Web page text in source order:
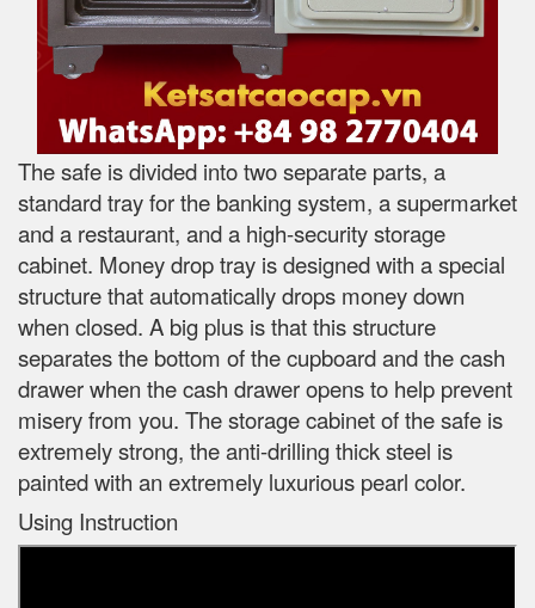
The safe is divided into two separate parts, a
standard tray for the banking system, a supermarket
and a restaurant, and a high-security storage
cabinet. Money drop tray is designed with a special
structure that automatically drops money down
when closed. A big plus is that this structure
separates the bottom of the cupboard and the cash
drawer when the cash drawer opens to help prevent
misery from you. The storage cabinet of the safe is
extremely strong, the anti-drilling thick steel is
painted with an extremely luxurious pearl color.
Using Instruction